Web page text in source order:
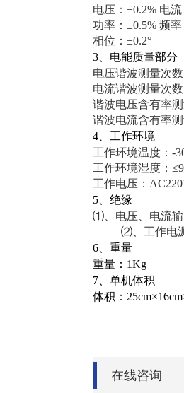
电压：±0.2% 电
功率：±0.5% 频
相位：±0.2°
3、电能质量部分
电压谐波测量次
电流谐波测量次
谐波电压含有率
谐波电流含有率
4、工作环境
工作环境温度：-
工作环境湿度：
工作电压：
5、绝缘
⑴、电压、电流
⑵、工作电源输
6、重量
重量：1Kg
7、单机体积
体积：
在线咨询